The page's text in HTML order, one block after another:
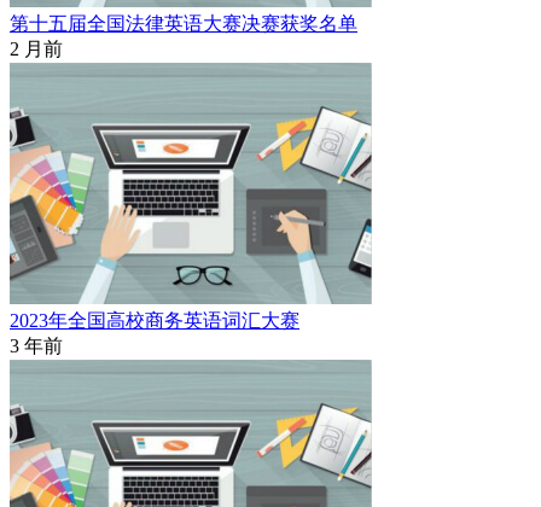
第十五届全国法律英语大赛决赛获奖名单
2 月前
2023年全国高校商务英语词汇大赛
3 年前